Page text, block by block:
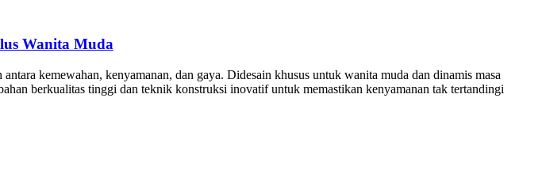
Wanita Muda
kemewahan, kenyamanan, dan gaya. Didesain khusus untuk wanita muda dan dinamis masa
berkualitas tinggi dan teknik konstruksi inovatif untuk memastikan kenyamanan tak tertandingi